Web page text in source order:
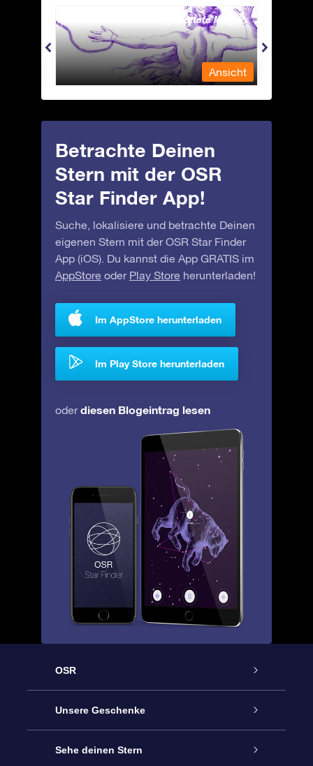
Andromeda - Die angekettete Magd
Ansicht
Betrachte Deinen
Stern mit der OSR
Star Finder App!
Suche, lokalisiere und betrachte Deinen
eigenen Stern mit der OSR Star Finder
App (iOS). Du kannst die App GRATIS im
AppStore oder Play Store herunterladen!
Im AppStore herunterladen
Im Play Store herunterladen
oderdiesen Blogeintrag lesen
OSR
Service
Kontakt
Unsere Geschenke
Sterne schenken
Sehe deinen Stern